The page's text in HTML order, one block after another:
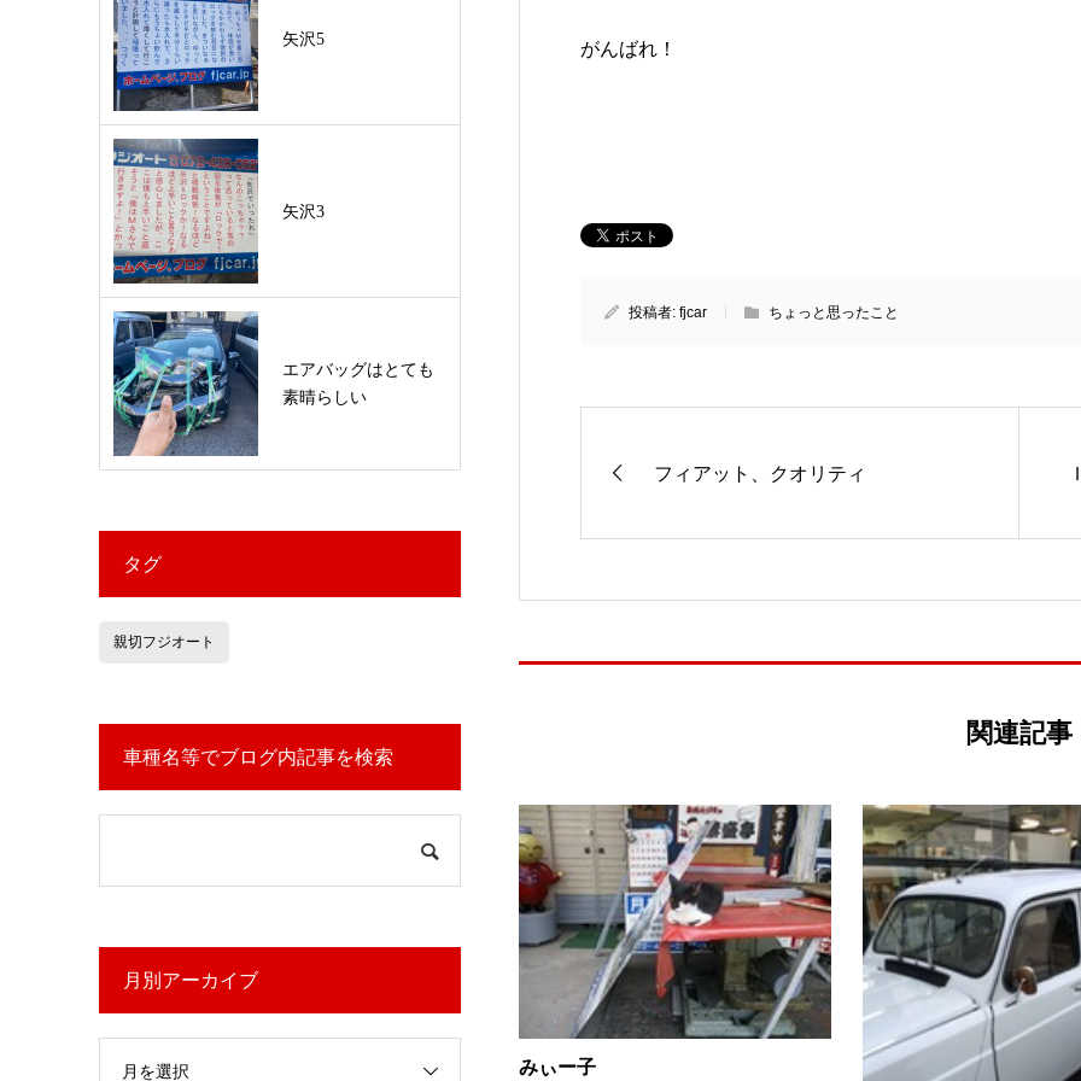
がんばれ！
投稿者: fjcar ちょっと思ったこと
フィアット、クオリティ
関連記事
みぃー子
矢沢5
矢沢3
エアバッグはとても
素晴らしい
タグ
親切フジオート
車種名等でブログ内記事を検索
月別アーカイブ
月を選択